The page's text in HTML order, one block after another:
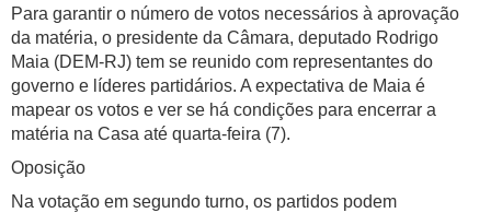
Para garantir o número de votos necessários à aprovação
da matéria, o presidente da Câmara, deputado Rodrigo
Maia (DEM-RJ) tem se reunido com representantes do
governo e líderes partidários. A expectativa de Maia é
mapear os votos e ver se há condições para encerrar a
matéria na Casa até quarta-feira (7).
Oposição
Na votação em segundo turno, os partidos podem